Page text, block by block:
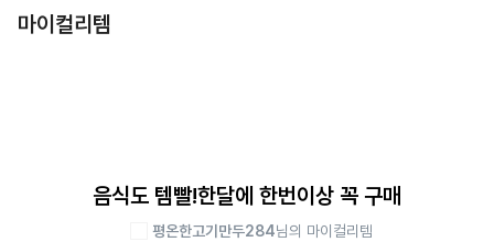
마이컬리템
음식도 템빨!한달에 한번이상 꼭 구매
평온한고기만두284님의 마이컬리템